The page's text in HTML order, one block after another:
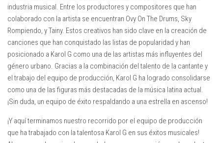
industria musical. Entre los productores y compositores que han
colaborado con la artista se encuentran Ovy On The Drums, Sky
Rompiendo, y Tainy. Estos creativos han sido clave en la creación de
canciones que han conquistado las listas de popularidad y han
posicionado a Karol G como una de las artistas más influyentes del
género urbano. Gracias a la combinación del talento de la cantante y
el trabajo del equipo de producción, Karol G ha logrado consolidarse
como una de las figuras más destacadas de la música latina actual.
¡Sin duda, un equipo de éxito respaldando a una estrella en ascenso!
¡Y aquí terminamos nuestro recorrido por el equipo de producción
que ha trabajado con la talentosa Karol G en sus éxitos musicales!